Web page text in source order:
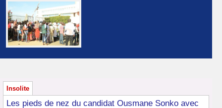
Insolite
Les pieds de nez du candidat Ousmane Sonko avec